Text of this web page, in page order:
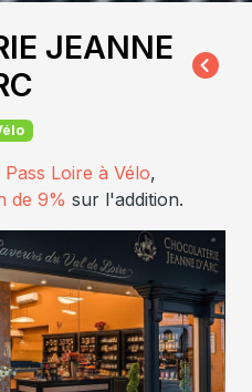
JEANNE
Pass Loire à Vélo,
de 9% sur l'addition.